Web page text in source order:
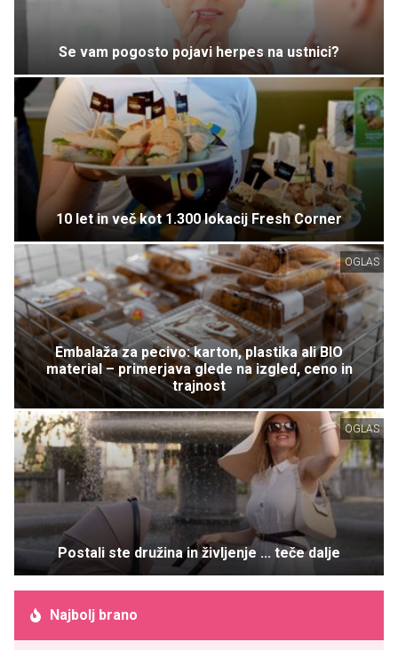
Se vam pogosto pojavi herpes na ustnici?
10 let in več kot 1.300 lokacij Fresh Corner
OGLAS
Embalaža za pecivo: karton, plastika ali BIO
material – primerjava glede na izgled, ceno in
trajnost
OGLAS
Postali ste družina in življenje ... teče dalje
Najbolj brano